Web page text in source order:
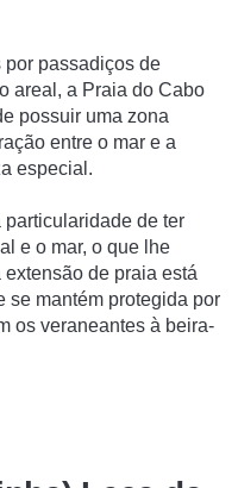
por passadiços de
areal, a Praia do Cabo
possuir uma zona
entre o mar e a
especial.
de ter
e o mar, o que lhe
de praia está
se mantém protegida por
os veraneantes à beira-